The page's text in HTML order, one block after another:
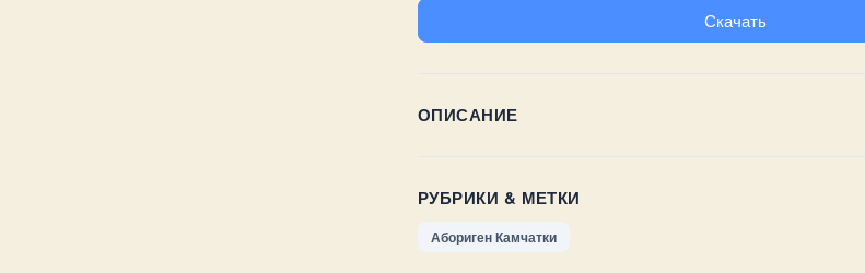
Скачать
ОПИСАНИЕ
РУБРИКИ & МЕТКИ
Абориген Камчатки